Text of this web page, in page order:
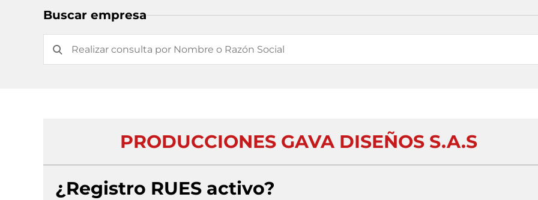
Buscar empresa
PRODUCCIONES GAVA DISEÑOS S.A.S
¿Registro RUES activo?